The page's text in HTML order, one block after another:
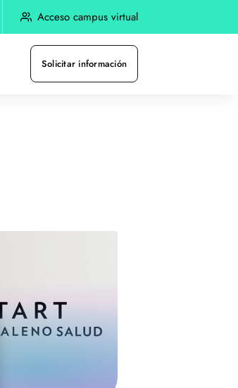
Acceso campus virtual
Solicitar información